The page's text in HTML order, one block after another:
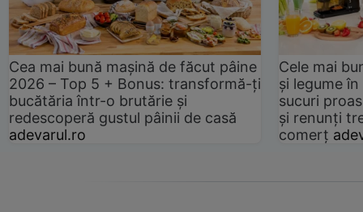
Cea mai bună mașină de făcut pâine
2026 – Top 5 + Bonus: transformă-ți
bucătăria într-o brutărie și
redescoperă gustul pâinii de casă
adevarul.ro
Cele mai
și legume
sucuri
și renunți
comerț